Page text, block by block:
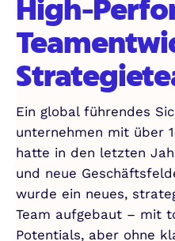
High-
Ein global führendes
unternehmen mit über
hatte in den letzten
und neue
wurde ein neues,
Team aufgebaut – mit
Potentials, aber ohne